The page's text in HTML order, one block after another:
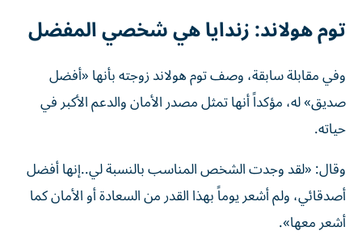
توم هولاند: زندايا هي شخصي المفضل
وفي مقابلة سابقة، وصف توم هولاند زوجته بأنها «أفضل
صديق» له، مؤكداً أنها تمثل مصدر الأمان والدعم الأكبر في
حياته.
وقال: «لقد وجدت الشخص المناسب بالنسبة لي..إنها أفضل
أصدقائي، ولم أشعر يوماً بهذا القدر من السعادة أو الأمان كما
أشعر معها».